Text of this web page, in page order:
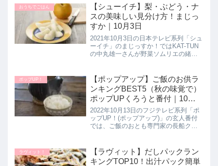
ざましテレビ記事一覧はこちら冷凍食
品専門店ピカールの人気冷...
おうちでごはん
【シューイチ】梨・ぶどう・ナ
スの美味しい見分け方！まじっ
すか｜10月3日
2021年10月3日の日本テレビ系列「シュ
ーイチ」のまじっすか！ではKAT-TUN
の中丸雄一さんが野菜ソムリエの緒方
や食べ方を教わっていたので詳しく紹
介します。秋の梨狩りや...
ポップUP！
【ポップアップ】ご飯のお供ラ
ンキングBEST5（秋の味覚で）
ポップUPくろうと番付｜10月
13日
2022年10月13日のフジテレビ系列「ポ
ップUP！(ポップアップ)」の玄人番付
では、ご飯のおとも専門家の長船クニ
ので番付け結果を詳しく紹介します。
>>ポップUP！記事一覧...
ラヴィット！
【ラヴィット】だしパックラン
キングTOP10！出汁パック簡単